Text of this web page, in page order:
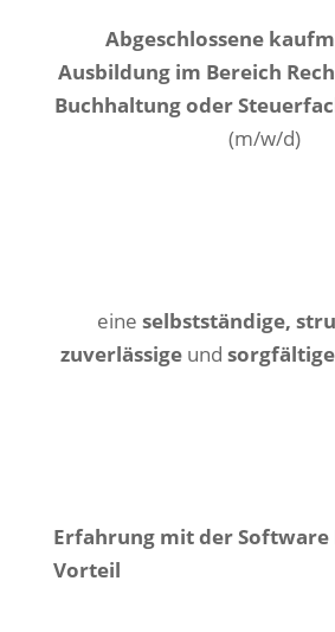
Abgeschlossene
Ausbildung im Bereich
Buchhaltung oder
(m/w/d)
eine selbstständige,
zuverlässige und
Erfahrung mit der Software
Vorteil